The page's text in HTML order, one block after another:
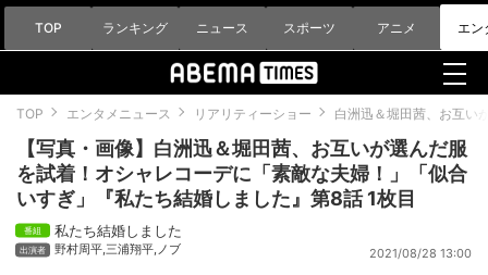
TOP ランキング ニュース スポーツ アニメ エン
TOP エンタメニュース リアリティーショー 白洲迅＆堀田茜、お互い
【写真・画像】白洲迅＆堀田茜、お互いが選んだ服
を試着！オシャレコーデに「素敵な夫婦！」「似合
いすぎ」『私たち結婚しました』第8話 1枚目
私たち結婚しました
野村周平,三浦翔平, ノブ 2021/08/28 13:00